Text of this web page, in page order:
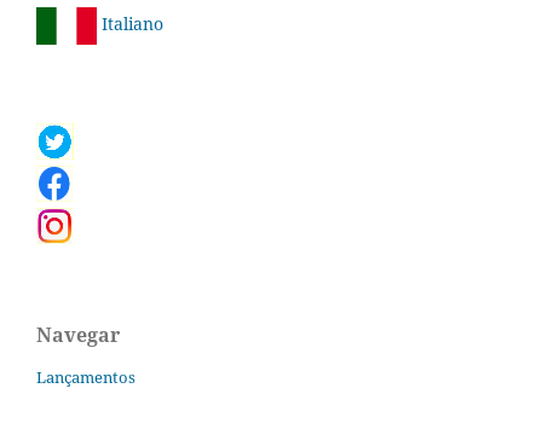
Italiano
Navegar
Lançamentos